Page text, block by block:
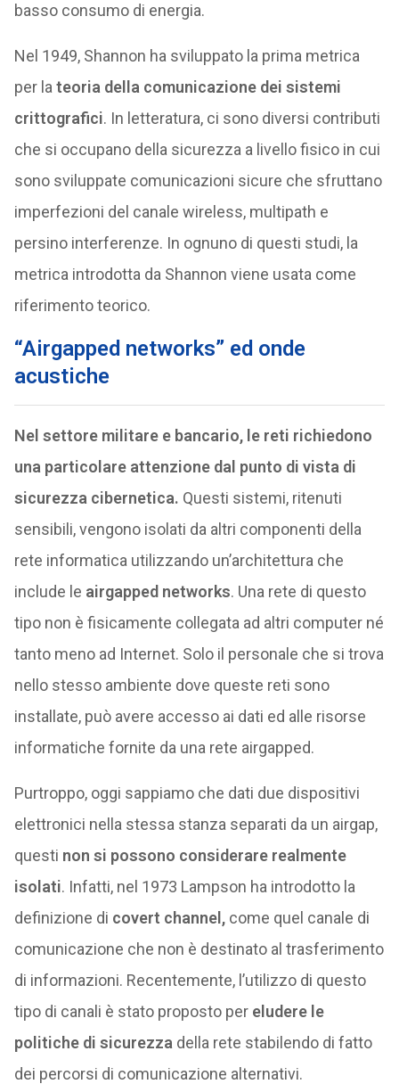
basso consumo di energia.
Nel 1949, Shannon ha sviluppato la prima metrica
per la teoria della comunicazione dei sistemi
crittografici. In letteratura, ci sono diversi contributi
che si occupano della sicurezza a livello fisico in cui
sono sviluppate comunicazioni sicure che sfruttano
imperfezioni del canale wireless, multipath e
persino interferenze. In ognuno di questi studi, la
metrica introdotta da Shannon viene usata come
riferimento teorico.
“Airgapped networks” ed onde
acustiche
Nel settore militare e bancario, le reti richiedono
una particolare attenzione dal punto di vista di
sicurezza cibernetica. Questi sistemi, ritenuti
sensibili, vengono isolati da altri componenti della
rete informatica utilizzando un’architettura che
include le airgapped networks. Una rete di questo
tipo non è fisicamente collegata ad altri computer né
tanto meno ad Internet. Solo il personale che si trova
nello stesso ambiente dove queste reti sono
installate, può avere accesso ai dati ed alle risorse
informatiche fornite da una rete airgapped.
Purtroppo, oggi sappiamo che dati due dispositivi
elettronici nella stessa stanza separati da un airgap,
questi non si possono considerare realmente
isolati. Infatti, nel 1973 Lampson ha introdotto la
definizione di covert channel,come quel canale di
comunicazione che non è destinato al trasferimento
di informazioni. Recentemente, l’utilizzo di questo
tipo di canali è stato proposto per eludere le
politiche di sicurezza della rete stabilendo di fatto
dei percorsi di comunicazione alternativi.